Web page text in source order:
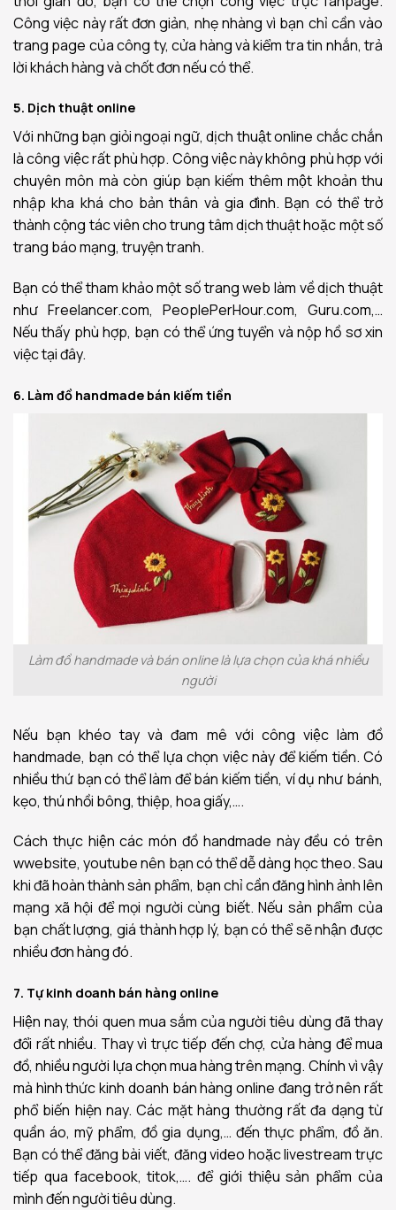
Công việc này rất đơn giản, nhẹ nhàng vì bạn chỉ cần vào
trang page của công ty, cửa hàng và kiểm tra tin nhắn, trả
lời khách hàng và chốt đơn nếu có thể.
5. Dịch thuật online
Với những bạn giỏi ngoại ngữ, dịch thuật online chắc chắn
là công việc rất phù hợp. Công việc này không phù hợp với
chuyên môn mà còn giúp bạn kiếm thêm một khoản thu
nhập kha khá cho bản thân và gia đình. Bạn có thể trở
thành cộng tác viên cho trung tâm dịch thuật hoặc một số
trang báo mạng, truyện tranh.
Bạn có thể tham khảo một số trang web làm về dịch thuật
như Freelancer.com, PeoplePerHour.com, Guru.com,…
Nếu thấy phù hợp, bạn có thể ứng tuyển và nộp hồ sơ xin
việc tại đây.
6. Làm đồ handmade bán kiếm tiền
Làm đồ handmade và bán online là lựa chọn của khá nhiều
người
Nếu bạn khéo tay và đam mê với công việc làm đồ
handmade, bạn có thể lựa chọn việc này để kiếm tiền. Có
nhiều thứ bạn có thể làm để bán kiếm tiền, ví dụ như bánh,
kẹo, thú nhồi bông, thiệp, hoa giấy,….
Cách thực hiện các món đồ handmade này đều có trên
wwebsite, youtube nên bạn có thể dễ dàng học theo. Sau
khi đã hoàn thành sản phẩm, bạn chỉ cần đăng hình ảnh lên
mạng xã hội để mọi người cùng biết. Nếu sản phẩm của
bạn chất lượng, giá thành hợp lý, bạn có thể sẽ nhận được
nhiều đơn hàng đó.
7. Tự kinh doanh bán hàng online
Hiện nay, thói quen mua sắm của người tiêu dùng đã thay
đổi rất nhiều. Thay vì trực tiếp đến chợ, cửa hàng để mua
đồ, nhiều người lựa chọn mua hàng trên mạng. Chính vì vậy
mà hình thức kinh doanh bán hàng online đang trở nên rất
phổ biến hiện nay. Các mặt hàng thường rất đa dạng từ
quần áo, mỹ phẩm, đồ gia dụng,… đến thực phẩm, đồ ăn.
Bạn có thể đăng bài viết, đăng video hoặc livestream trực
tiếp qua facebook, titok,…. để giới thiệu sản phẩm của
mình đến người tiêu dùng.